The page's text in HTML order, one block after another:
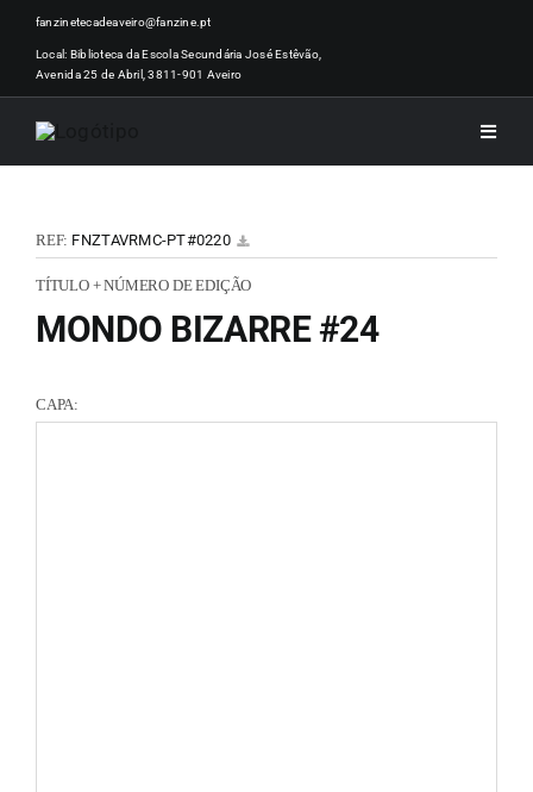
Skip
content
fanzinetecadeaveiro@fanzine.pt
Local: Biblioteca da Escola Secundária José Estêvão,
Avenida 25 de Abril, 3811-901 Aveiro
Toggle
REF: FNZTAVRMC-PT#0220
TÍTULO + NÚMERO DE EDIÇÃO
MONDO BIZARRE #24
CAPA: